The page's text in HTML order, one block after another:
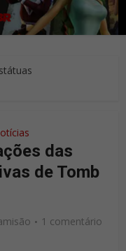
das
de Tomb
1 comentário